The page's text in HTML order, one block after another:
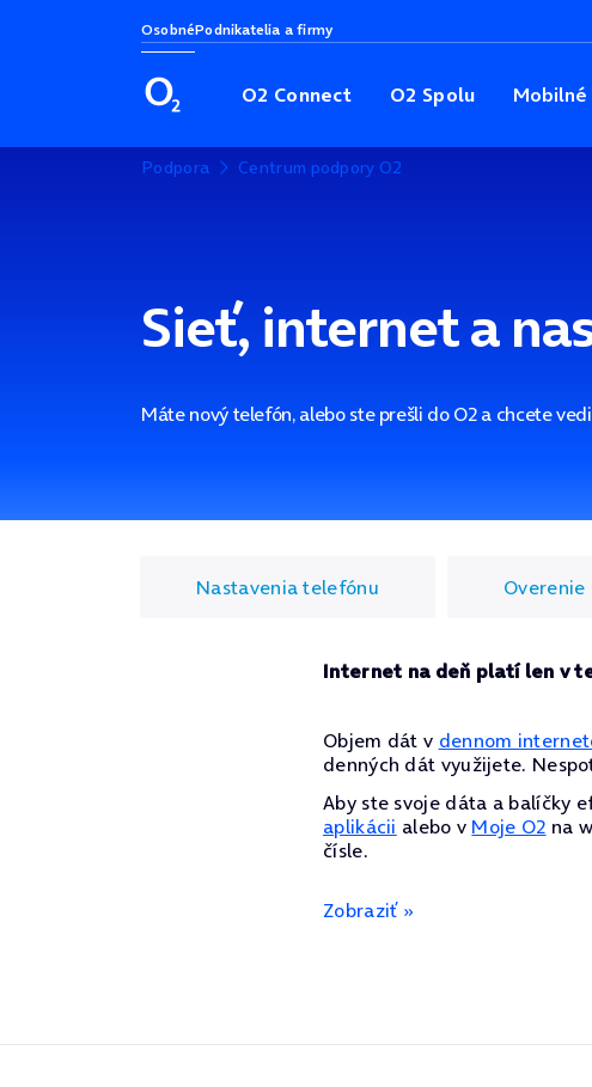
OsobnéPodnikatelia a firmy
O2 Connect O2 Spolu
Podpora Centrum podpory O2
Sieť, internet a
Máte nový telefón, alebo ste prešli do O2 a chcete
Nastavenia telefónu Overenie
Internet na deň platí len v
Objem dát v dennom
denných dát využijete.
Aby ste svoje dáta a balíčky
aplikácii alebo v Moje O2 na
čísle.
Zobraziť »